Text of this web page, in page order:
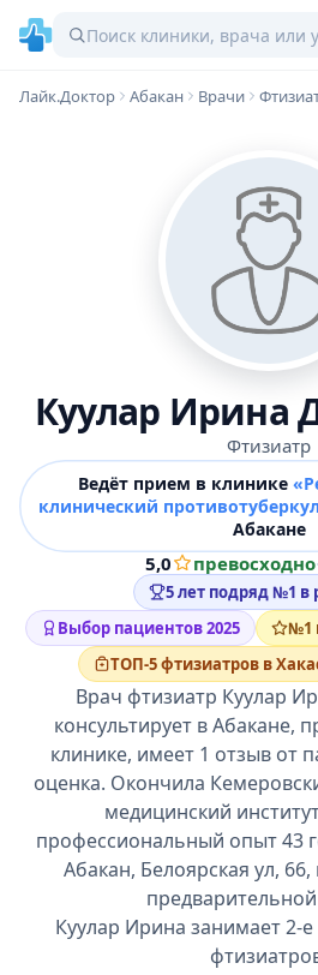
Лайк.Доктор Абакан Врачи
Куулар Ирина
Фтизиатр
Ведёт прием в клинике
клинический
Абакане
5,0 превосходно·
5 лет подряд №1 в
Выбор пациентов 2025
№1
ТОП-5 фтизиатров в
Врач фтизиатр Куулар
консультирует в Абакане,
клинике, имеет 1 отзыв от
оценка. Окончила
медицинский
профессиональный опыт 43
Абакан, Белоярская ул,
Куулар Ирина занимает 2-